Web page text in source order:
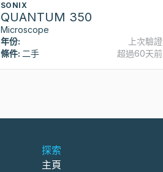
SONIX
QUANTUM 350
Microscope
年份:
條件: 二手
上次驗證
超過60天前
探索
主頁